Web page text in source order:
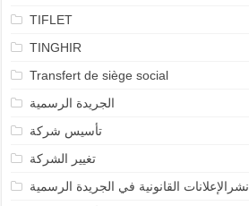
TIFLET
TINGHIR
Transfert de siège social
الجريدة الرسمية
تأسيس شركة
تغيير الشركة
نشرالإعلانات القانونية في الجريدة الرسمية